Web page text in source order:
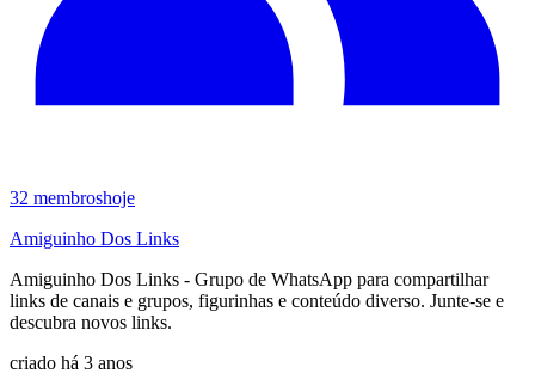
32 membroshoje
Amiguinho Dos Links
Amiguinho Dos Links - Grupo de WhatsApp para compartilhar
links de canais e grupos, figurinhas e conteúdo diverso. Junte-se e
descubra novos links.
criado há 3 anos